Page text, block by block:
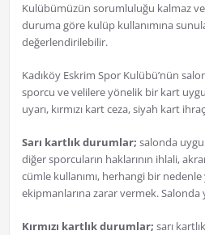
Kulübümüzün sorumluluğu kalmaz
duruma göre kulüp kullanımına
değerlendirilebilir.
Kadıköy Eskrim Spor Kulübü’nün
sporcu ve velilere yönelik bir kart
uyarı, kırmızı kart ceza, siyah kart
Sarı kartlık durumlar; salonda
diğer sporcuların haklarının ihlali,
cümle kullanımı, herhangi bir
ekipmanlarına zarar vermek.
Kırmızı kartlık durumlar; sarı